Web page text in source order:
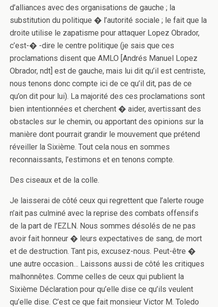
d’alliances avec des organisations de gauche ; la
substitution du politique � l’autorité sociale ; le fait que la
droite utilise le zapatisme pour attaquer Lopez Obrador,
c’est-� -dire le centre politique (je sais que ces
proclamations disent que AMLO [Andrés Manuel Lopez
Obrador, ndt] est de gauche, mais lui dit qu’il est centriste,
nous tenons donc compte ici de ce qu’il dit, pas de ce
qu’on dit pour lui). La majorité des ces proclamations sont
bien intentionnées et cherchent � aider, avertissant des
obstacles sur le chemin, ou apportant des opinions sur la
manière dont pourrait grandir le mouvement que prétend
réveiller la Sixième. Tout cela nous en sommes
reconnaissants, l’estimons et en tenons compte.
Des ciseaux et de la colle.
Je laisserai de côté ceux qui regrettent que l’alerte rouge
n’ait pas culminé avec la reprise des combats offensifs
de la part de l’EZLN. Nous sommes désolés de ne pas
avoir fait honneur � leurs expectatives de sang, de mort
et de destruction. Tant pis, excusez-nous. Peut-être �
une autre occasion… Laissons aussi de côté les critiques
malhonnêtes. Comme celles de ceux qui publient la
Sixième Déclaration pour qu’elle dise ce qu’ils veulent
qu’elle dise. C’est ce que fait monsieur Victor M. Toledo